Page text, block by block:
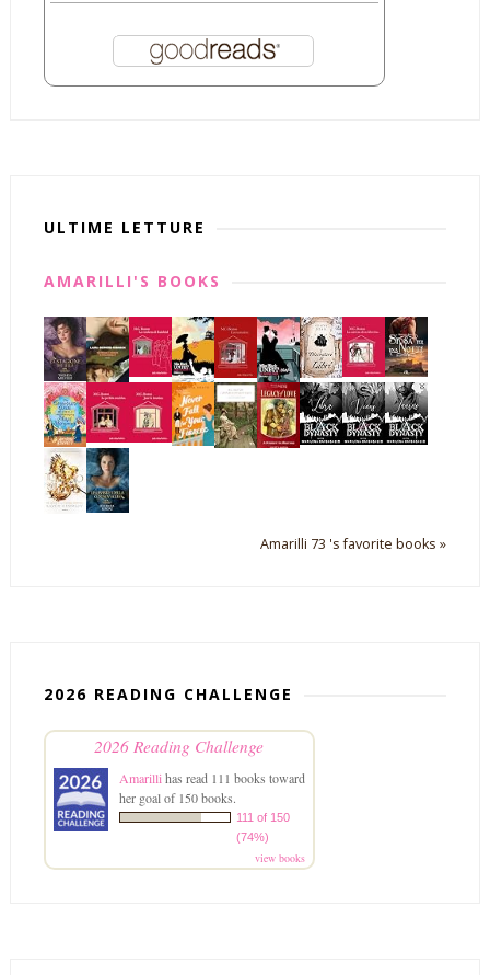
ULTIME LETTURE
AMARILLI'S BOOKS
Amarilli 73 's favorite books »
2026 READING CHALLENGE
2026 Reading Challenge
Amarillihas read 111 books toward
her goal of 150 books.
111 of 150
(74%)
view books